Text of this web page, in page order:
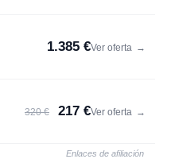
1.385 €Ver oferta →
320 € 217 €Ver oferta →
Enlaces de afiliación